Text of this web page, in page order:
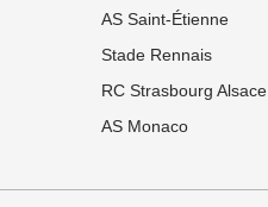
AS Saint-Étienne
Stade Rennais
RC Strasbourg Alsace
AS Monaco